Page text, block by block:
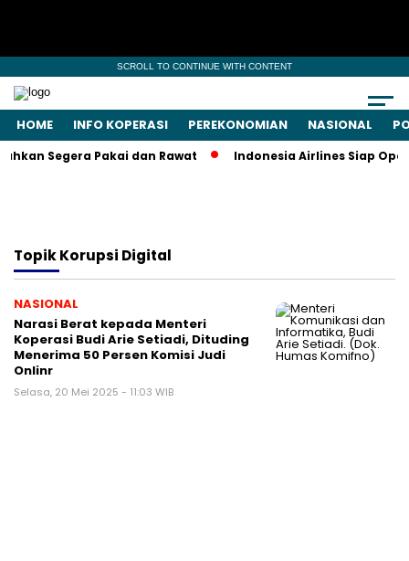
SCROLL TO CONTINUE WITH CONTENT
HOME INFO KOPERASI PEREKONOMIAN NASIONAL
Segera Pakai dan Rawat Indonesia Airlines Siap
TopikKorupsi Digital
NASIONAL
Narasi Berat kepada Menteri
Koperasi Budi Arie Setiadi, Dituding
Menerima 50 Persen Komisi Judi
Onlinr
Selasa, 20 Mei 2025 - 11:03 WIB